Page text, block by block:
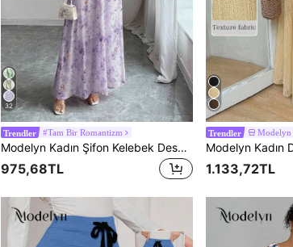
32
Trendler #Tam Bir Romantizm
Modelyn Kadın Şifon Kelebek Desenli Yarasa Kol Bağcıklı Tatlı Fransız Tarzı Mini Elbise, Yaz
975,68TL
Trendler Modelyn
1.133,72TL